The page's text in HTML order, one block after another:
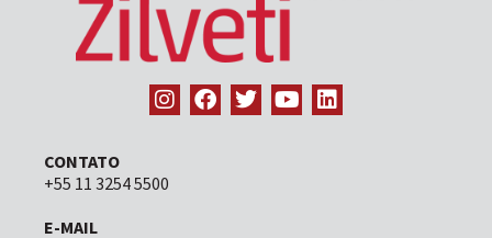
CONTATO
+55 11 3254 5500
E-MAIL